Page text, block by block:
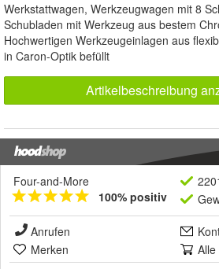
Werkstattwagen, Werkzeugwagen mit 8
Schubladen mit Werkzeug aus bestem
Hochwertigen Werkzeugeinlagen aus
in Caron-Optik befüllt
Artikelbeschreibung
Four-and-More
100% positiv
Anrufen
Merken
Alle